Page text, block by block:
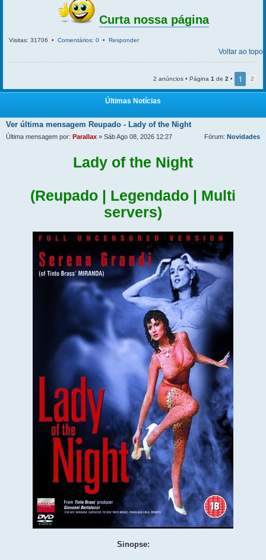
Curta nossa página
Visitas: 31706 • Comentários: 0 • Responder
Voltar ao topo
2 anúncios • Página 1 de 2 • 1 2
Últimas Notícias
Ver última mensagem Reupado - Lady of the Night
Última mensagem por: Parallax » Sáb Ago 08, 2026 12:27 Fórum: Novidades
Lady of the Night
(Reupado | Legendado | Multi
servers)
Sinopse: